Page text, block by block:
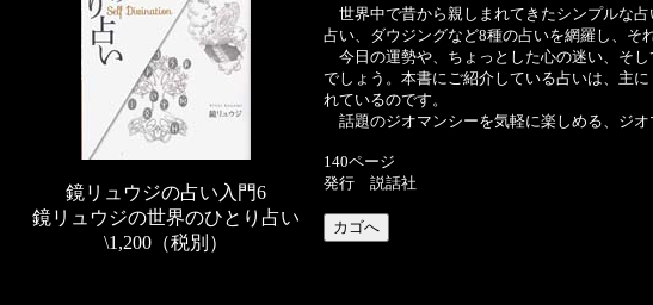
鏡リュウジの占い入門6
鏡リュウジの世界のひとり占い
\1,200（税別）
世界中で昔から親しまれてきたシンプルな
占い、ダウジングなど8種の占いを網羅し、そ
今日の運勢や、ちょっとした心の迷い、そ
でしょう。本書にご紹介している占いは、主
れているのです。
話題のジオマンシーを気軽に楽しめる、ジオ
140ページ
発行 説話社